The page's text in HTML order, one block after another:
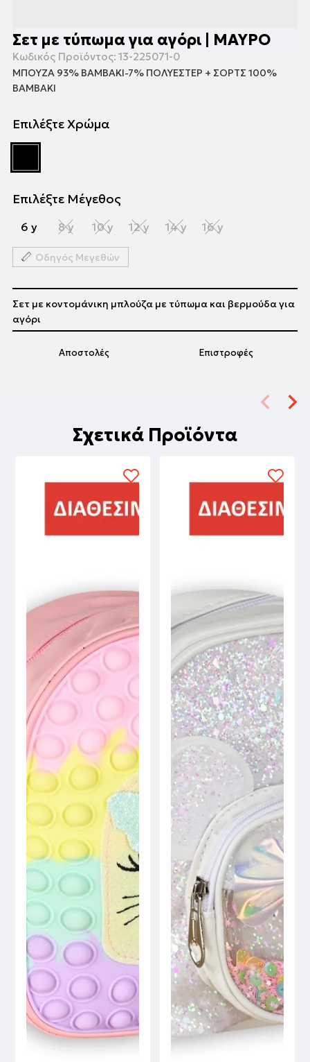
Σετ με τύπωμα για αγόρι | ΜΑΥΡΟ
Κωδικός Προϊόντος: 13-225071-0
ΜΠΟΥΖΑ 93% ΒΑΜΒΑΚΙ-7% ΠΟΛΥΕΣΤΕΡ + ΣΟΡΤΣ 100%
ΒΑΜΒΑΚΙ
Επιλέξτε Χρώμα
Επιλέξτε Μέγεθος
6 y 8 y 10 y 12 y 14 y 16 y
Οδηγός Μεγεθών
Αποστολές Επιστροφές
Σετ με κοντομάνικη μπλούζα με τύπωμα και βερμούδα για
αγόρι
Σχετικά Προϊόντα